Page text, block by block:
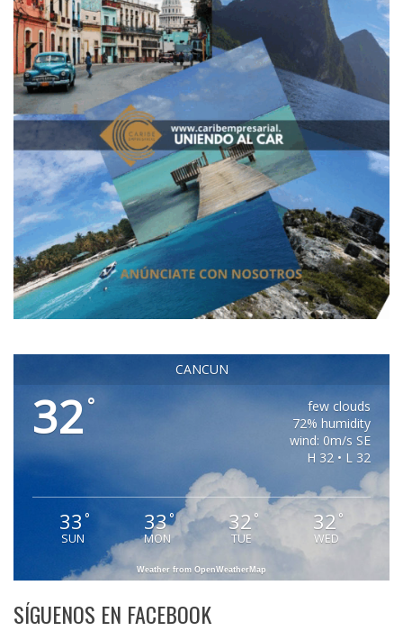
CANCUN
32 °
few clouds
72% humidity
wind: 0m/s SE
H 32 • L 32
33 °
SUN
33°
MON
32 °
TUE
32 °
WED
Weather from OpenWeatherMap
SÍGUENOS EN FACEBOOK